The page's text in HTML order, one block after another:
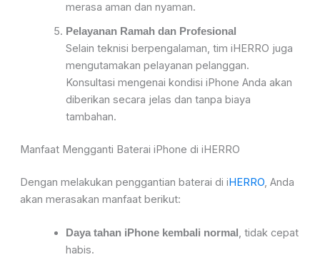
merasa aman dan nyaman.
Pelayanan Ramah dan Profesional
Selain teknisi berpengalaman, tim iHERRO juga
mengutamakan pelayanan pelanggan.
Konsultasi mengenai kondisi iPhone Anda akan
diberikan secara jelas dan tanpa biaya
tambahan.
Manfaat Mengganti Baterai iPhone di iHERRO
Dengan melakukan penggantian baterai di iHERRO, Anda
akan merasakan manfaat berikut:
Daya tahan iPhone kembali normal , tidak cepat
habis.